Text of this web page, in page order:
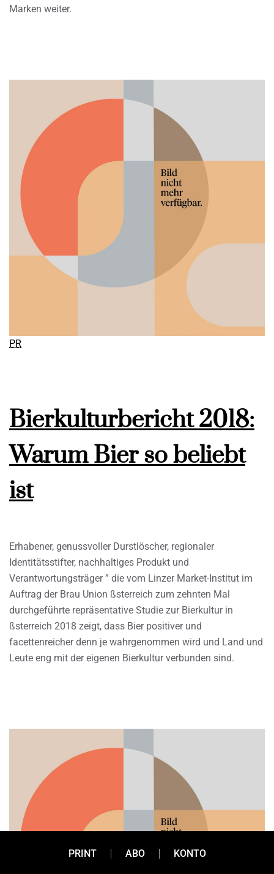
Marken weiter.
PR
Bierkulturbericht 2018:
Warum Bier so beliebt
ist
Erhabener, genussvoller Durstlöscher, regionaler
Identitätsstifter, nachhaltiges Produkt und
Verantwortungsträger ” die vom Linzer Market-Institut im
Auftrag der Brau Union ßsterreich zum zehnten Mal
durchgeführte repräsentative Studie zur Bierkultur in
ßsterreich 2018 zeigt, dass Bier positiver und
facettenreicher denn je wahrgenommen wird und Land und
Leute eng mit der eigenen Bierkultur verbunden sind.
PRINT ABO KONTO